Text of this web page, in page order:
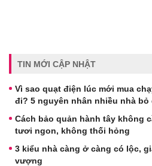
TIN MỚI CẬP NHẬT
Vì sao quạt điện lúc mới mua
đi? 5 nguyên nhân nhiều nhà bỏ
Cách bảo quản hành tây không
tươi ngon, không thối hỏng
3 kiểu nhà càng ở càng có lộc,
vượng